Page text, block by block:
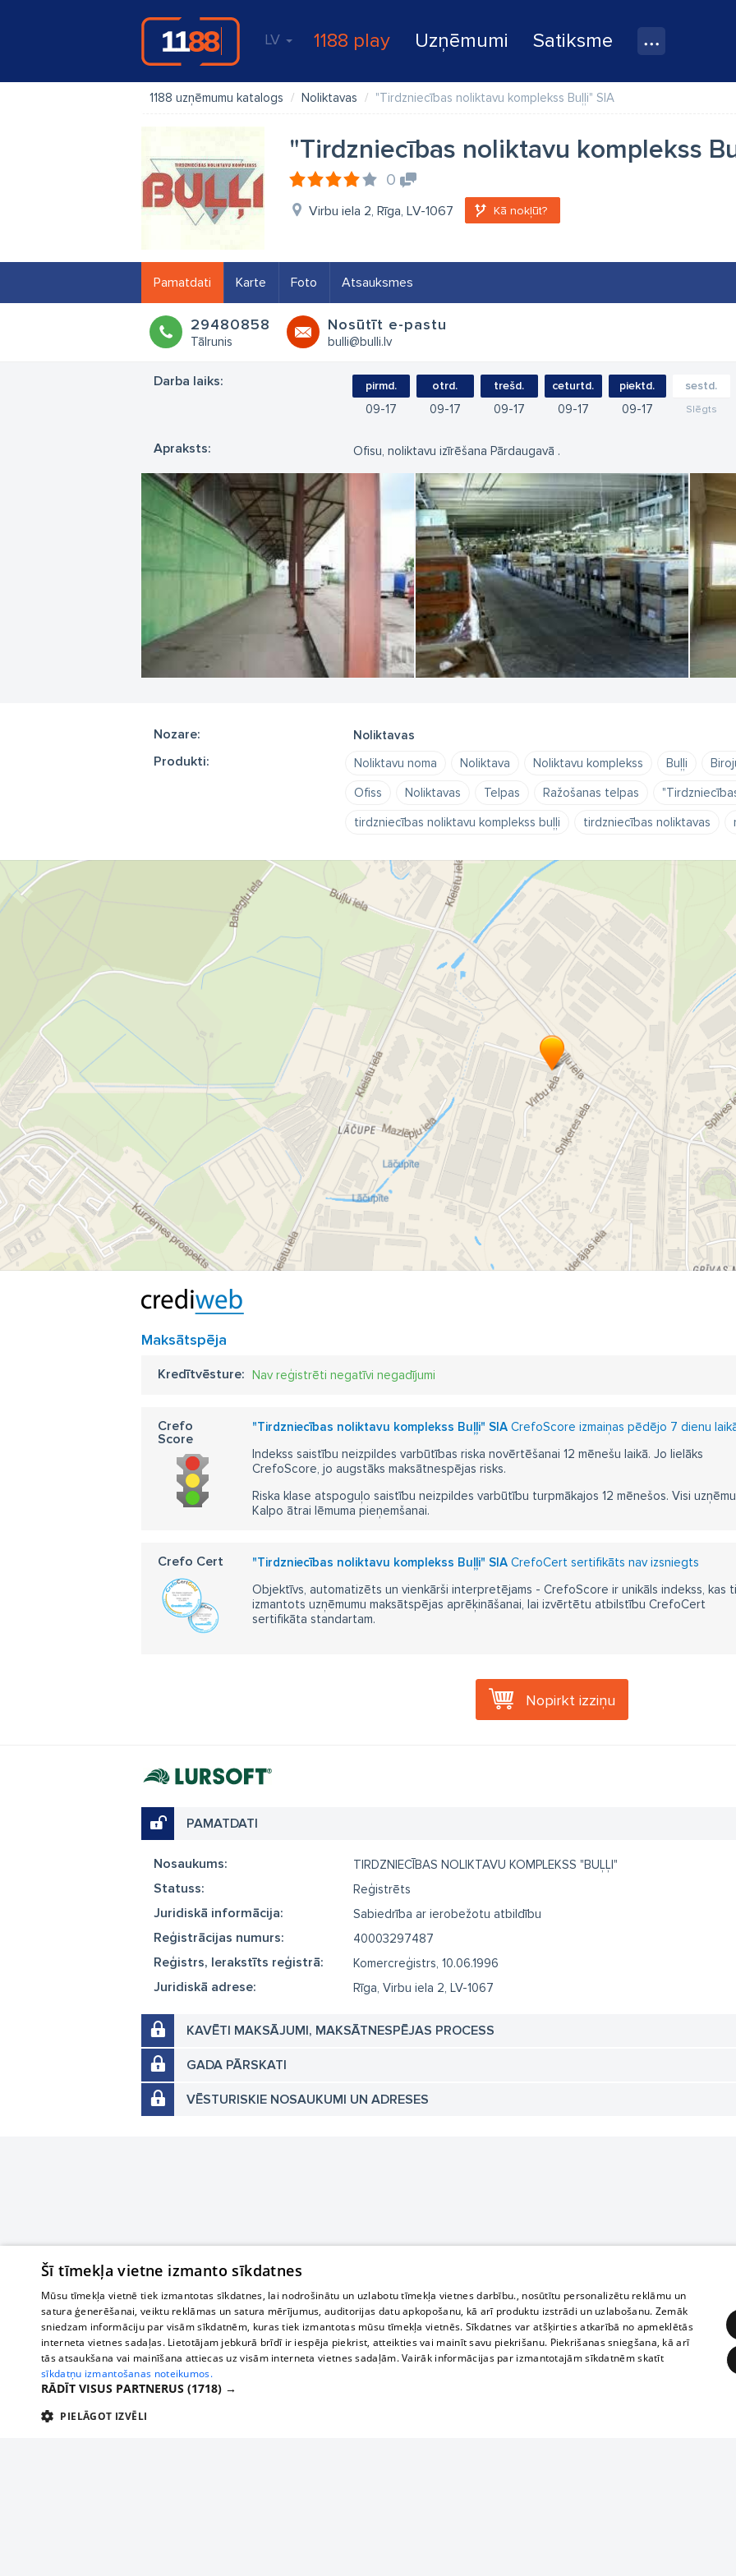
LV 1188 play Uzņēmumi Satiksme
1188 uzņēmumu katalogs Noliktavas "Tirdzniecības noliktavu komplekss Buļļi" SIA
"Tirdzniecības noliktavu komplekss
0
Virbu iela 2, Rīga, LV-1067 Kā nokļūt?
Pamatdati Karte Foto Atsauksmes
29480858
Tālrunis
Nosūtīt e-pastu
bulli@bulli.lv
Darba laiks: pirmd.
09 17
otrd.
09 17
trešd.
09 17
ceturtd.
09 17
piektd.
09 17
sestd.
Slēgts
Apraksts: Ofisu, noliktavu izīrēšana Pārdaugavā .
Nozare: Noliktavas
Produkti: Noliktavu noma Noliktava Noliktavu komplekss Buļļi
Ofiss
Noliktavas Telpas Ražošanas telpas
tirdzniecības noliktavu komplekss buļļi
tirdzniecības noliktavas
Maksātspēja
Kredītvēsture: Nav reģistrēti negatīvi negadījumi
Crefo
Score
"Tirdzniecības noliktavu komplekss Buļļi" SIA CrefoScore izmaiņas pēdējo 7 dienu
Indekss saistību neizpildes varbūtības riska novērtēšanai 12 mēnešu laikā. Jo lielāks
CrefoScore, jo augstāks maksātnespējas risks.
Riska klase atspoguļo saistību neizpildes varbūtību turpmākajos 12 mēnešos. Visi
Kalpo ātrai lēmuma pieņemšanai.
Crefo Cert "Tirdzniecības noliktavu komplekss Buļļi" SIA CrefoCert sertifikāts nav izsniegts
Objektīvs, automatizēts un vienkārši interpretējams - CrefoScore ir unikāls indekss, kas
izmantots uzņēmumu maksātspējas aprēķināšanai, lai izvērtētu atbilstību CrefoCert
sertifikāta standartam.
Nopirkt izziņu
PAMATDATI
Nosaukums: TIRDZNIECĪBAS NOLIKTAVU KOMPLEKSS "BUĻĻI"
Statuss: Reģistrēts
Juridiskā informācija: Sabiedrība ar ierobežotu atbildību
Reģistrācijas numurs: 40003297487
Reģistrs, Ierakstīts reģistrā: Komercreģistrs, 10.06.1996
Juridiskā adrese: Rīga, Virbu iela 2, LV-1067
KAVĒTI MAKSĀJUMI, MAKSĀTNESPĒJAS PROCESS
GADA PĀRSKATI
VĒSTURISKIE NOSAUKUMI UN ADRESES
Šī tīmekļa vietne izmanto sīkdatnes
Mūsu tīmekļa vietnē tiek izmantotas sīkdatnes, lai nodrošinātu un uzlabotu tīmekļa vietnes darbību., nosūtītu personalizētu reklāmu un
satura ģenerēšanai, veiktu reklāmas un satura mērījumus, auditorijas datu apkopošanu, kā arī produktu izstrādi un uzlabošanu. Zemāk
sniedzam informāciju par visām sīkdatnēm, kuras tiek izmantotas mūsu tīmekļa vietnēs. Sīkdatnes var atšķirties atkarībā no apmeklētās
interneta vietnes sadaļas. Lietotājam jebkurā brīdī ir iespēja piekrist, atteikties vai mainīt savu piekrišanu. Piekrišanas sniegšana, kā arī
tās atsaukšana vai mainīšana attiecas uz visām interneta vietnes sadaļām. Vairāk informācijas par izmantotajām sīkdatnēm skatīt
sīkdatņu izmantošanas noteikumos.
RĀDĪT VISUS PARTNERUS (1718) →
PIELĀGOT IZVĒLI